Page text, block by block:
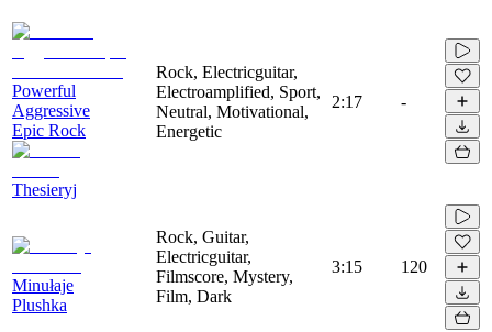
Powerful
Aggressive
Epic Rock
Thesieryj
Rock, Electricguitar,
Electroamplified, Sport,
Neutral, Motivational,
Energetic
2:17 -
Minułaje
Plushka
Rock, Guitar,
Electricguitar,
Filmscore, Mystery,
Film, Dark
3:15 120